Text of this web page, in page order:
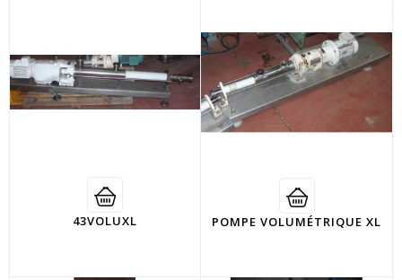
43VOLUXL POMPE VOLUMÉTRIQUE XL